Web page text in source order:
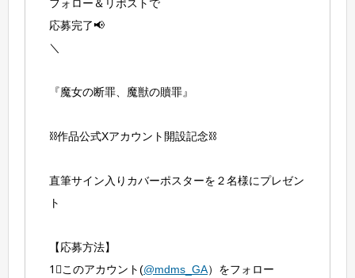
フォロー＆リポストで
応募完了📢
＼
『魔女の断罪、魔獣の贖罪』
⛓作品公式Xアカウント開設記念⛓
直筆サイン入りカバーポスターを２名様にプレゼン
ト
【応募方法】
1⃣このアカウント(@mdms_GA）をフォロー